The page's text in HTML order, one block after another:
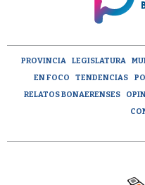
PROVINCIA LEGISLATURA
EN FOCO
TENDENCIAS
RELATOS BONAERENSES